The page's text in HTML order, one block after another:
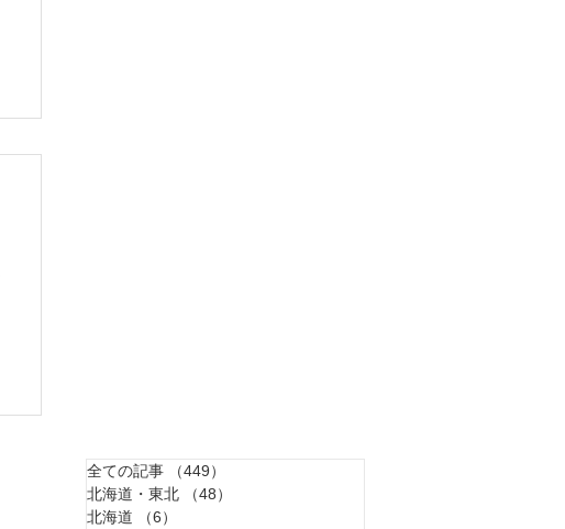
全ての記事 （449）
北海道・東北
（48）
北海道
（6）